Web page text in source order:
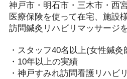
神戸市・明石市・三木市・西
医療保険を使って在宅、施設
訪問鍼灸リハビリマッサージ
・スタッフ40名以上(女性鍼灸
・10年以上の実績
・神戸すみれ訪問看護リハビ